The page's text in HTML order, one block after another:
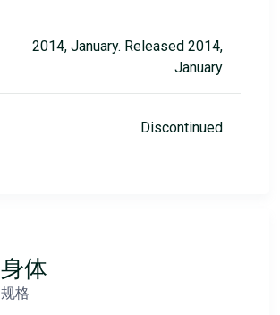
2014, January. Released 2014,
January
Discontinued
身体
规格